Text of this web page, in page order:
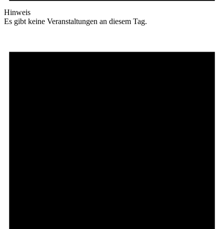
Hinweis
Es gibt keine Veranstaltungen an diesem Tag.